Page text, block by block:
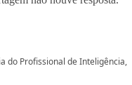
do Profissional de Inteligência,